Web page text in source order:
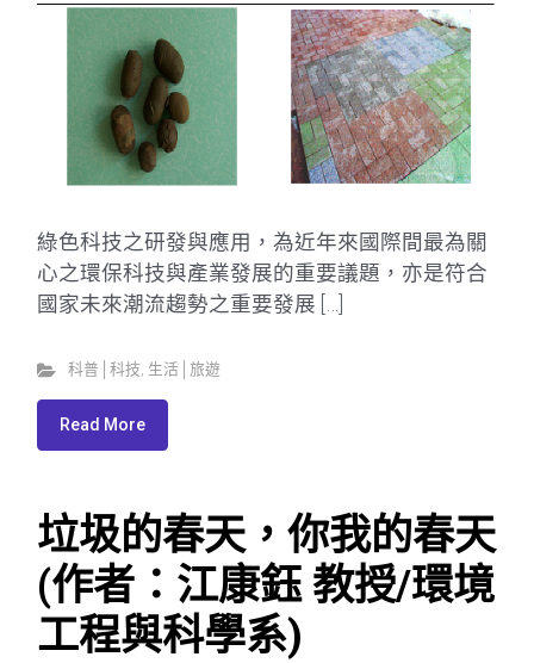
綠色科技之研發與應用，為近年來國際間最為關
心之環保科技與產業發展的重要議題，亦是符合
國家未來潮流趨勢之重要發展 […]
科普│科技, 生活│旅遊
Read More
垃圾的春天，你我的春天
(作者：江康鈺 教授/環境
工程與科學系)